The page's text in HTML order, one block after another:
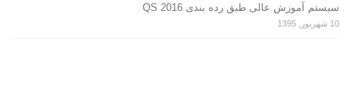
سیستم آموزش عالی طبق رده بندی QS 2016
10 شهریور, 1395